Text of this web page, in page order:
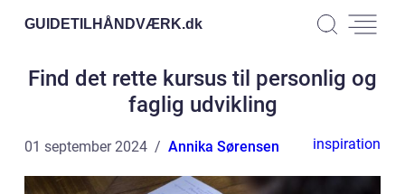
GUIDETILHÅNDVÆRK.dk
Find det rette kursus til personlig og
faglig udvikling
01 september 2024 Annika Sørensen inspiration